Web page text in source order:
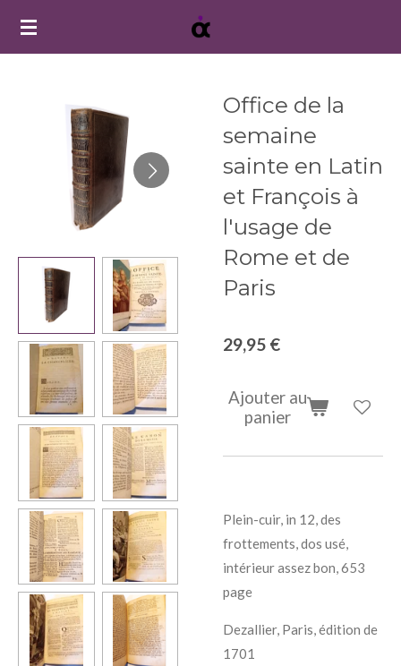
Passer
Office de la
semaine
sainte en Latin
et François à
l'usage de
Rome et de
Paris
29,95 €
Ajouter au
panier
Plein-cuir, in 12, des
frottements, dos usé,
intérieur assez bon, 653
page
Dezallier, Paris, édition de
1701